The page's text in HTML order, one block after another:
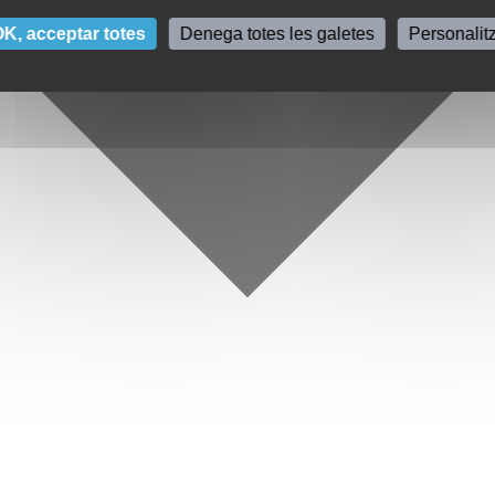
acceptar totes Denega totes les galetes